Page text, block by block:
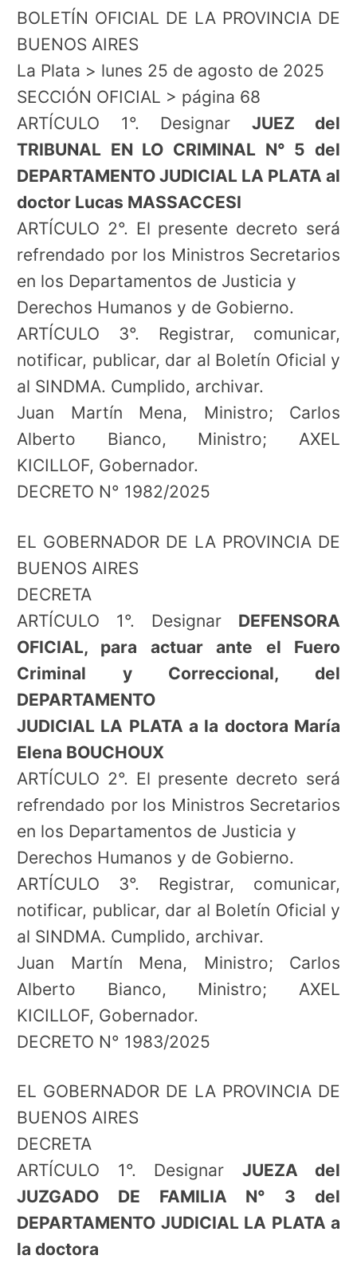
BOLETÍN OFICIAL DE LA PROVINCIA DE
BUENOS AIRES
La Plata > lunes 25 de agosto de 2025
SECCIÓN OFICIAL > página 68
ARTÍCULO 1°. Designar JUEZ del
TRIBUNAL EN LO CRIMINAL N° 5 del
DEPARTAMENTO JUDICIAL LA PLATA al
doctor Lucas MASSACCESI
ARTÍCULO 2°. El presente decreto será
refrendado por los Ministros Secretarios
en los Departamentos de Justicia y
Derechos Humanos y de Gobierno.
ARTÍCULO 3°. Registrar, comunicar,
notificar, publicar, dar al Boletín Oficial y
al SINDMA. Cumplido, archivar.
Juan Martín Mena, Ministro; Carlos
Alberto Bianco, Ministro; AXEL
KICILLOF, Gobernador.
DECRETO N° 1982/2025
EL GOBERNADOR DE LA PROVINCIA DE
BUENOS AIRES
DECRETA
ARTÍCULO 1°. Designar DEFENSORA
OFICIAL, para actuar ante el Fuero
Criminal y Correccional, del
DEPARTAMENTO
JUDICIAL LA PLATA a la doctora María
Elena BOUCHOUX
ARTÍCULO 2°. El presente decreto será
refrendado por los Ministros Secretarios
en los Departamentos de Justicia y
Derechos Humanos y de Gobierno.
ARTÍCULO 3°. Registrar, comunicar,
notificar, publicar, dar al Boletín Oficial y
al SINDMA. Cumplido, archivar.
Juan Martín Mena, Ministro; Carlos
Alberto Bianco, Ministro; AXEL
KICILLOF, Gobernador.
DECRETO N° 1983/2025
EL GOBERNADOR DE LA PROVINCIA DE
BUENOS AIRES
DECRETA
ARTÍCULO 1°. Designar JUEZA del
JUZGADO DE FAMILIA N° 3 del
DEPARTAMENTO JUDICIAL LA PLATA a
la doctora